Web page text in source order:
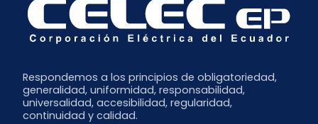
Respondemos a los principios de obligatoriedad,
generalidad, uniformidad, responsabilidad,
universalidad, accesibilidad, regularidad,
continuidad y calidad.